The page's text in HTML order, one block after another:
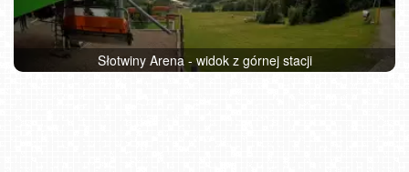
Słotwiny Arena - widok z górnej stacji